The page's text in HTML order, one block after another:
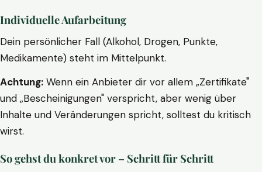
Individuelle Aufarbeitung
Dein persönlicher Fall (Alkohol, Drogen, Punkte,
Medikamente) steht im Mittelpunkt.
Achtung: Wenn ein Anbieter dir vor allem „Zertifikate"
und „Bescheinigungen" verspricht, aber wenig über
Inhalte und Veränderungen spricht, solltest du kritisch
wirst.
So gehst du konkret vor – Schritt für Schritt